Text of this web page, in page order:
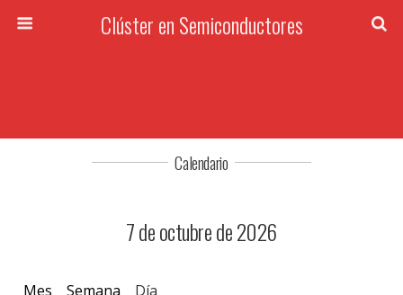
Clúster en Semiconductores
Calendario
7 de octubre de 2026
Mes Semana Día